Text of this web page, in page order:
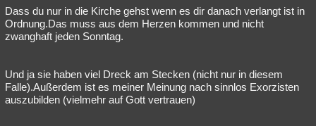
Dass du nur in die Kirche gehst wenn es dir danach verlangt ist in
Ordnung.Das muss aus dem Herzen kommen und nicht
zwanghaft jeden Sonntag.
Und ja sie haben viel Dreck am Stecken (nicht nur in diesem
Falle).Außerdem ist es meiner Meinung nach sinnlos Exorzisten
auszubilden (vielmehr auf Gott vertrauen)